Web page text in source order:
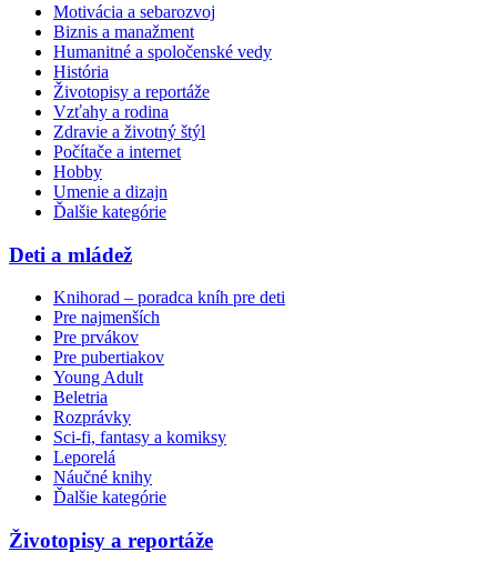
Motivácia a sebarozvoj
Biznis a manažment
Humanitné a spoločenské vedy
História
Životopisy a reportáže
Vzťahy a rodina
Zdravie a životný štýl
Počítače a internet
Hobby
Umenie a dizajn
Ďalšie kategórie
Deti a mládež
Knihorad – poradca kníh pre deti
Pre najmenších
Pre prvákov
Pre pubertiakov
Young Adult
Beletria
Rozprávky
Sci-fi, fantasy a komiksy
Leporelá
Náučné knihy
Ďalšie kategórie
Životopisy a reportáže